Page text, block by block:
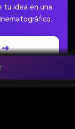
tu idea en una
→